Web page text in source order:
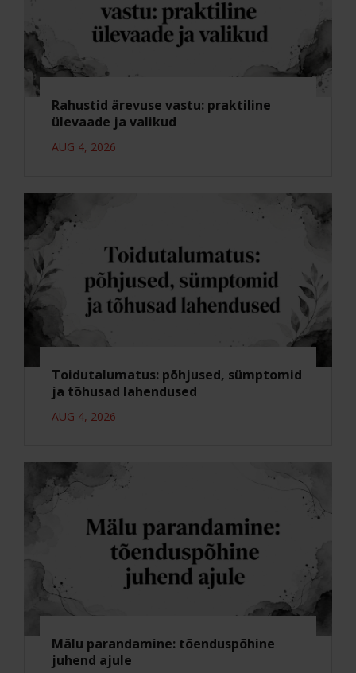
Rahustid ärevuse vastu: praktiline
ülevaade ja valikud
AUG 4, 2026
Toidutalumatus: põhjused, sümptomid
ja tõhusad lahendused
AUG 4, 2026
Mälu parandamine: tõenduspõhine
juhend ajule